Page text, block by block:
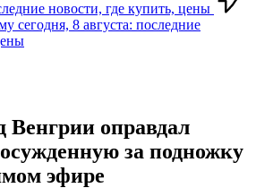
новости, где купить, цены
сегодня, 8 августа: последние
Венгрии оправдал
за подножку
эфире